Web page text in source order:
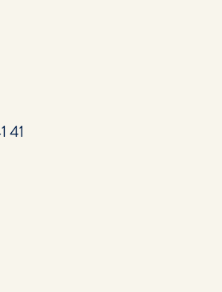
41